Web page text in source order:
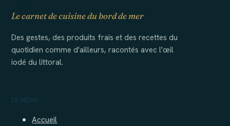
Le carnet de cuisine du bord de mer
Des gestes, des produits frais et des recettes du
quotidien comme d'ailleurs, racontés avec l'œil
iodé du littoral.
Accueil